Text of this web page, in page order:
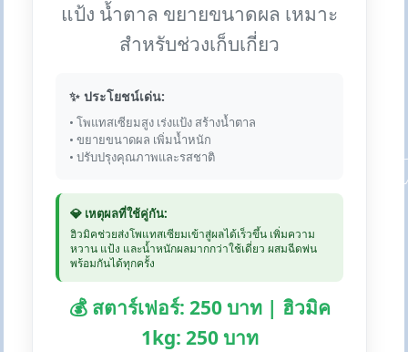
แป้ง น้ำตาล ขยายขนาดผล เหมาะ
สำหรับช่วงเก็บเกี่ยว
✨ ประโยชน์เด่น:
• โพแทสเซียมสูง เร่งแป้ง สร้างน้ำตาล
• ขยายขนาดผล เพิ่มน้ำหนัก
• ปรับปรุงคุณภาพและรสชาติ
💎 เหตุผลที่ใช้คู่กัน:
ฮิวมิคช่วยส่งโพแทสเซียมเข้าสู่ผลได้เร็วขึ้น เพิ่มความ
หวาน แป้ง และน้ำหนักผลมากกว่าใช้เดี่ยว ผสมฉีดพ่น
พร้อมกันได้ทุกครั้ง
💰 สตาร์เฟอร์: 250 บาท | ฮิวมิค
1kg: 250 บาท